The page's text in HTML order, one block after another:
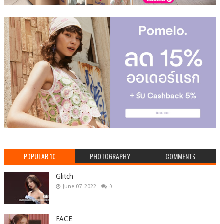
POPULAR 10 PHOTOGRAPHY COMMENTS
Glitch
June 07, 2022 0
FACE